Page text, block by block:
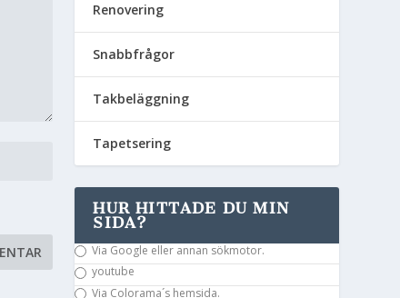
Renovering
Snabbfrågor
Takbeläggning
Tapetsering
HUR HITTADE DU MIN
SIDA?
Via Google eller annan sökmotor.
youtube
Via Colorama´s hemsida.